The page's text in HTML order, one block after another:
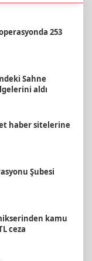
253
Sahne
aldı
haber sitelerine
Şubesi
kamu
ceza